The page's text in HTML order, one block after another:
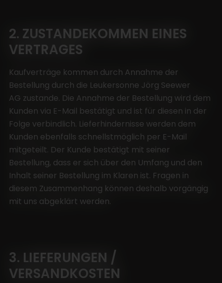
Samstag
8:00–12:00 Uhr
Leukersonne Jörg Seewer AG
Sportplatzstrasse 17
3952 Susten/VS
2. ZUSTANDEKOMMEN EINES
VERTRAGES
Kaufverträge kommen durch Annahme der
Bestellung durch die Leukersonne Jörg Seewer
AG zustande. Die Annahme der Bestellung wird dem
Kunden via E-Mail bestätigt und ist für diesen in der
Folge verbindlich. Lieferhindernisse werden dem
Kunden ebenfalls schnellstmöglich per E-Mail
mitgeteilt. Der Kunde bestätigt mit seiner
Bestellung, dass er sich über den Umfang und den
Inhalt seiner Bestellung im Klaren ist. Fragen in
diesem Zusammenhang können deshalb vorgängig
mit uns abgeklärt werden.
3. LIEFERUNGEN /
VERSANDKOSTEN